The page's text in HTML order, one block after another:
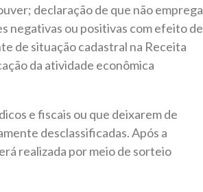
declaração de que não emprega
negativas ou positivas com efeito de
de situação cadastral na Receita
da atividade econômica
e fiscais ou que deixarem de
desclassificadas. Após a
realizada por meio de sorteio